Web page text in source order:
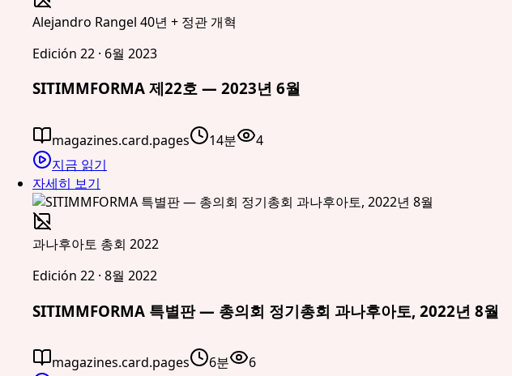
Alejandro Rangel 40년 + 정관 개혁
Edición 22 · 6월 2023
SITIMMFORMA 제22호 — 2023년 6월
magazines.card.pages 14분
4
지금 읽기
자세히 보기
과나후아토 총회 2022
Edición 22 · 8월 2022
SITIMMFORMA 특별판 — 총의회 정기총회 과나후아토, 2022년 8월
magazines.card.pages 6분
6